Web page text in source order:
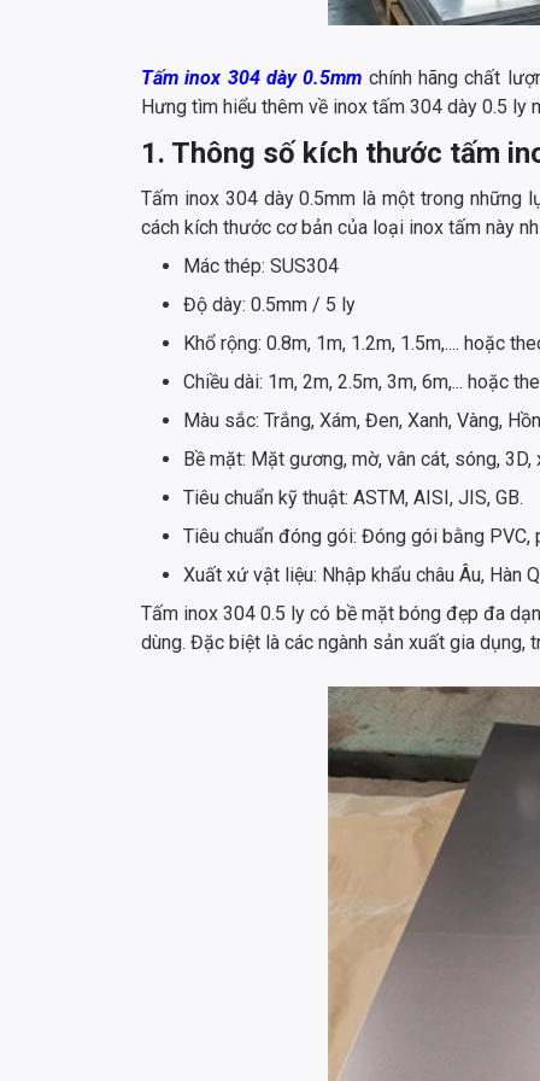
Tấm inox 304 dày 0.5mm chính hãng chất
Hưng tìm hiểu thêm về inox tấm 304 dày 0.5 ly
1. Thông số kích thước tấm
Tấm inox 304 dày 0.5mm là một trong những
cách kích thước cơ bản của loại inox tấm này
Mác thép: SUS304
Độ dày: 0.5mm / 5 ly
Khổ rộng: 0.8m, 1m, 1.2m, 1.5m,.... hoặc
Chiều dài: 1m, 2m, 2.5m, 3m, 6m,... hoặc
Màu sắc: Trắng, Xám, Đen, Xanh, Vàng,
Bề mặt: Mặt gương, mờ, vân cát, sóng, 3D,
Tiêu chuẩn kỹ thuật: ASTM, AISI, JIS, GB.
Tiêu chuẩn đóng gói: Đóng gói bằng PVC,
Xuất xứ vật liệu: Nhập khẩu châu Âu, Hàn
Tấm inox 304 0.5 ly có bề mặt bóng đẹp đa
dùng. Đặc biệt là các ngành sản xuất gia dụng,